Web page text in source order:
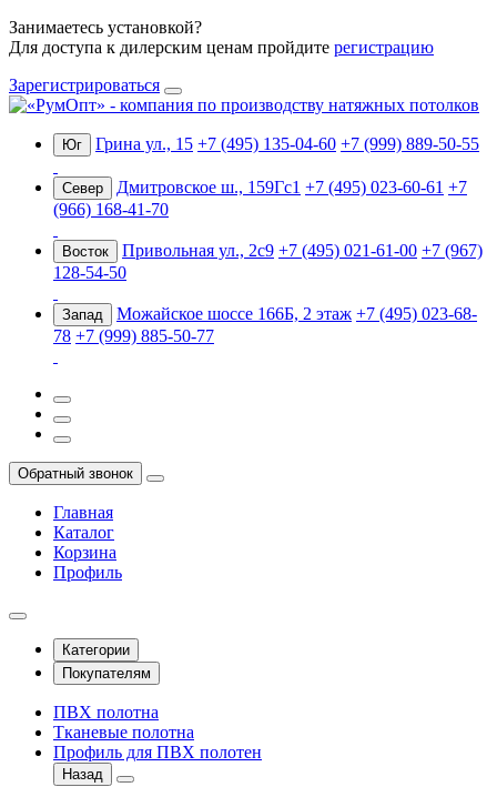
Занимаетесь установкой?
Для доступа к дилерским ценам пройдите регистрацию
Зарегистрироваться
Юг Грина ул., 15 +7 (495) 135-04-60 +7 (999) 889-50-55
Север Дмитровское ш., 159Гс1 +7 (495) 023-60-61 +7
(966) 168-41-70
Восток Привольная ул., 2с9 +7 (495) 021-61-00 +7 (967)
128-54-50
Запад Можайское шоссе 166Б, 2 этаж +7 (495) 023-68-
78 +7 (999) 885-50-77
Обратный звонок
Главная
Каталог
Корзина
Профиль
Категории
Покупателям
ПВХ полотна
Тканевые полотна
Профиль для ПВХ полотен
Назад